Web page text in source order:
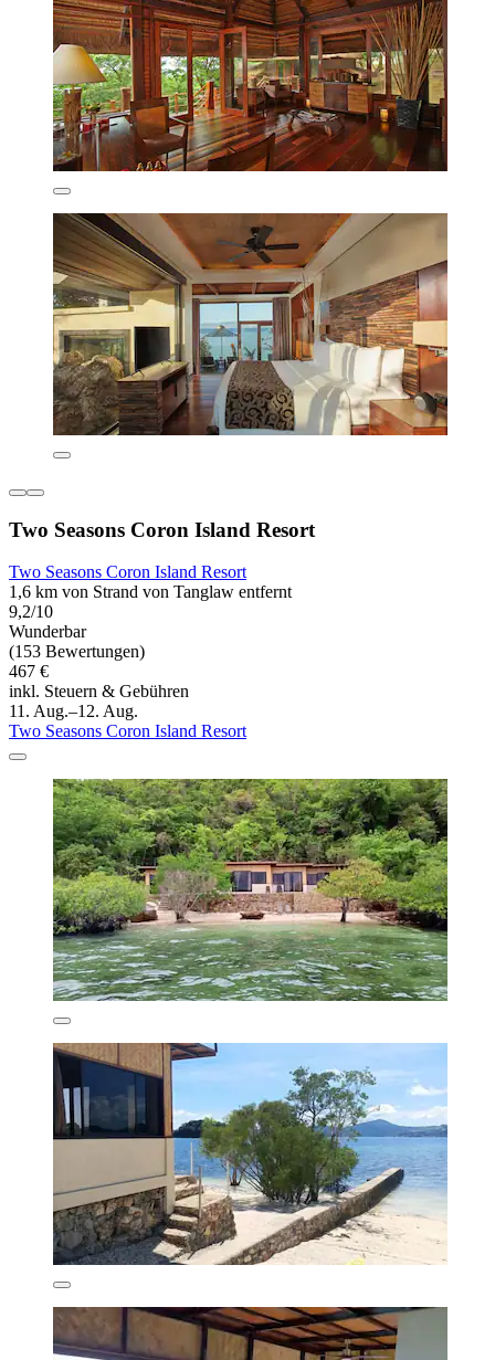
Two Seasons Coron Island Resort
Two Seasons Coron Island Resort
1,6 km von Strand von Tanglaw entfernt
9,2/10
Wunderbar
(153 Bewertungen)
467 €
inkl. Steuern & Gebühren
11. Aug.–12. Aug.
Two Seasons Coron Island Resort